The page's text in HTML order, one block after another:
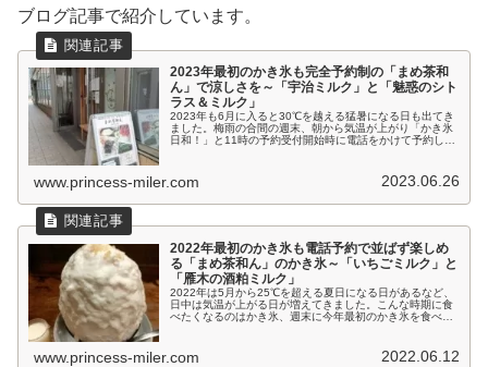
ブログ記事で紹介しています。
2023年最初のかき氷も完全予約制の「まめ茶和
ん」で涼しさを～「宇治ミルク」と「魅惑のシト
ラス＆ミルク」
2023年も6月に入ると30℃を越える猛暑になる日も出てき
ました。梅雨の合間の週末、朝から気温が上がり「かき氷
日和！」と11時の予約受付開始時に電話をかけて予約して
www.princess-miler.com 2023.06.26
2022年最初のかき氷も電話予約で並ばず楽しめ
る「まめ茶和ん」のかき氷～「いちごミルク」と
「雁木の酒粕ミルク」
2022年は5月から25℃を超える夏日になる日があるなど、
日中は気温が上がる日が増えてきました。こんな時期に食
べたくなるのはかき氷、週末に今年最初のかき氷を食べに
www.princess-miler.com 2022.06.12